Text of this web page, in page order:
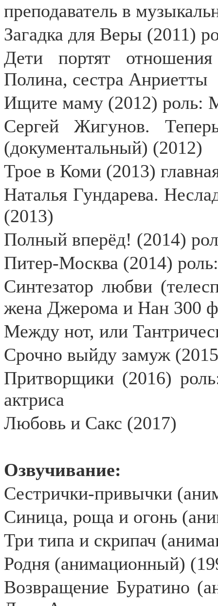
преподаватель в
Загадка для Веры (2011)
Дети портят
Полина, сестра Анриетты
Ищите маму (2012) роль:
Сергей Жигунов.
(документальный) (2012)
Трое в Коми (2013)
Наталья Гундарева.
(2013)
Полный вперёд! (2014)
Питер-Москва (2014)
Синтезатор любви
жена Джерома и Нан 300
Между нот, или
Срочно выйду замуж
Притворщики (2016)
актриса
Любовь и Сакс (2017)
Озвучивание:
Сестрички-привычки
Синица, роща и огонь
Три типа и скрипач
Родня (анимационный)
Возвращение Буратино